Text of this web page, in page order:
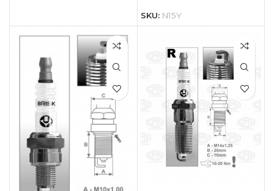
SKU: N15Y